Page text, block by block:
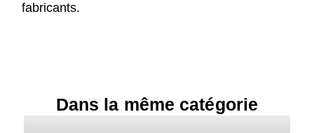
fabricants.
Dans la même catégorie